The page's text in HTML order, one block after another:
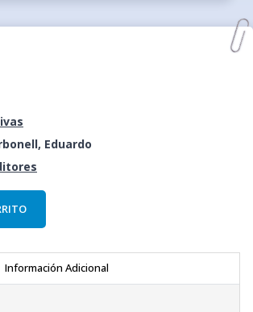
Eduardo
Información Adicional